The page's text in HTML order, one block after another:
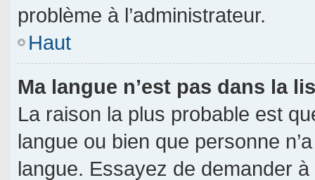
problème à l’administrateur.
Haut
Ma langue n’est pas dans la
La raison la plus probable est
langue ou bien que personne
langue. Essayez de demander à